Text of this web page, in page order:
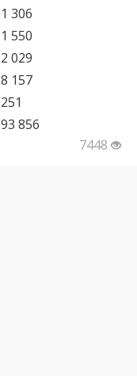
1 306
1 550
2 029
8 157
251
93 856
7448